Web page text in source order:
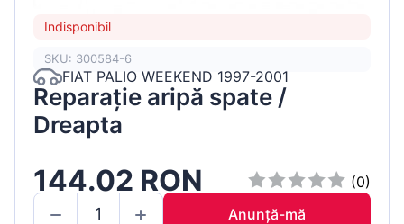
Indisponibil
SKU: 300584-6
FIAT PALIO WEEKEND 1997-2001
Reparație aripă spate /
Dreapta
144.02 RON
(0)
Anunță-mă